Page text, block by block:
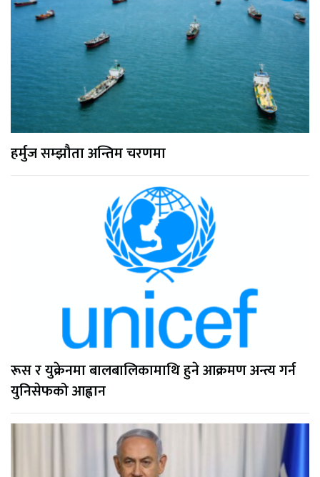
हर्मुज सम्झौता अन्तिम चरणमा
रूस र युक्रेनमा बालबालिकामाथि हुने आक्रमण अन्त्य गर्न
युनिसेफको आह्वान